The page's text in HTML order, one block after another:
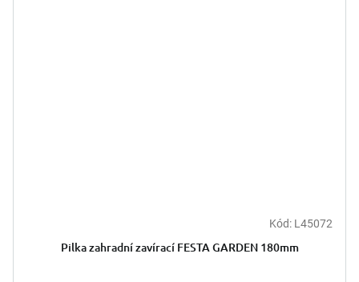
Kód: L45072
Pilka zahradní zavírací FESTA GARDEN 180mm